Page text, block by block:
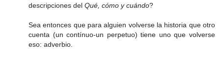
descripciones del Qué, cómo y cuándo?
Sea entonces que para alguien volverse la historia que otro
cuenta (un contínuo-un perpetuo) tiene uno que volverse
eso: adverbio.